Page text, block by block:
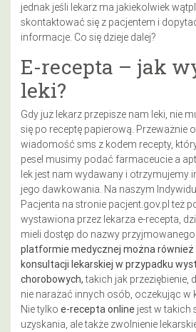
jednak jeśli lekarz ma jakiekolwiek
skontaktować się z pacjentem i
informacje. Co się dzieje dalej?
E-recepta – jak
leki?
Gdy już lekarz przepisze nam leki, nie
się po receptę papierową. Przeważnie
wiadomość sms z kodem recepty,
pesel musimy podać farmaceucie a
lek jest nam wydawany i otrzymujemy
jego dawkowania. Na naszym
Pacjenta na stronie pacjent.gov.pl też
wystawiona przez lekarza e-recepta,
mieli dostęp do nazwy przyjmowanego
platformie medycznej można również
konsultacji lekarskiej w przypadku
chorobowych,takich jak przeziębienie,
nie narażać innych osób, oczekując w
Nie tylko e-receptaonline jest w takich
uzyskania, ale także zwolnienie